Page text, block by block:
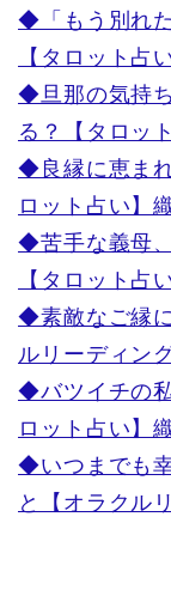
◆「もう別れ
【タロット占
◆旦那の気持
る？【タロッ
◆良縁に恵ま
ロット占い】
◆苦手な義母
【タロット占
◆素敵なご縁
ルリーディング
◆バツイチの
ロット占い】
◆いつまでも
と【オラクル